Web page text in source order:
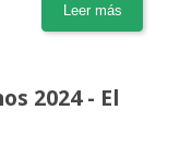
Leer más
2024 - El